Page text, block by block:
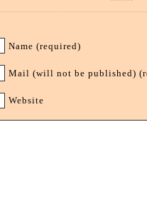
Name (required)
Mail (will not be published)
Website